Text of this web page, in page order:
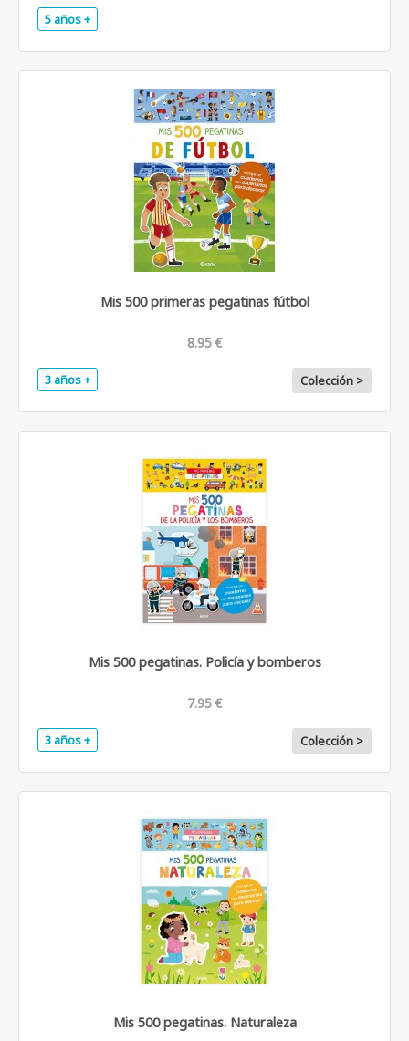
5 años +
Mis 500 primeras pegatinas fútbol
8.95 €
3 años + Colección >
Mis 500 pegatinas. Policía y bomberos
7.95 €
3 años + Colección >
Mis 500 pegatinas. Naturaleza